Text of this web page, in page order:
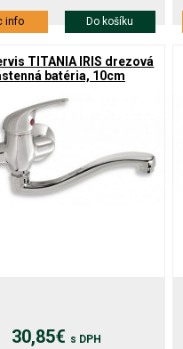
info Do košíku
TITANIA IRIS drezová
batéria, 10cm
30,85€ s DPH